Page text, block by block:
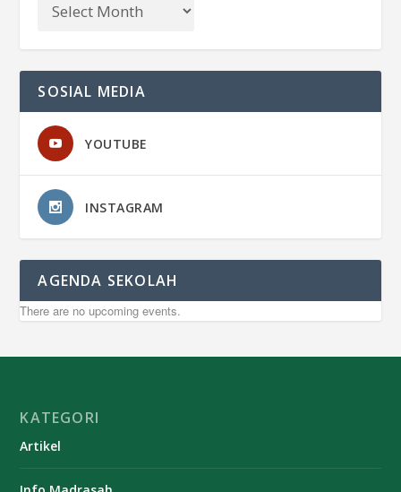
SOSIAL MEDIA
YOUTUBE
INSTAGRAM
AGENDA SEKOLAH
There are no upcoming events.
KATEGORI
Artikel